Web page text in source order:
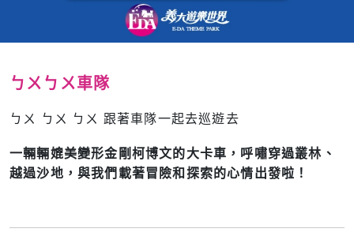
ㄅㄨㄅㄨ車隊
ㄅㄨ ㄅㄨ ㄅㄨ 跟著車隊一起去巡遊去
一輛輛媲美變形金剛柯博文的大卡車，呼嘯穿過叢林、
越過沙地，與我們載著冒險和探索的心情出發啦！